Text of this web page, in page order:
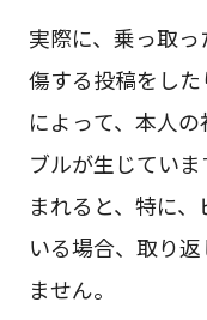
実際に、乗っ取
傷する投稿をし
によって、本人
ブルが生じてい
まれると、特に
いる場合、取り
ません。